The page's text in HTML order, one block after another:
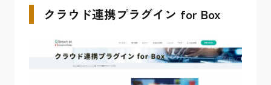
クラウド連携プラグイン for Box